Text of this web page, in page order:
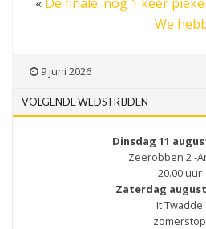
We
9 juni 2026
VOLGENDE WEDSTRIJDEN
Dinsdag 11
Zeerobben 2 -
20.00 uur
Zaterdag
It Twadde
zomerstop